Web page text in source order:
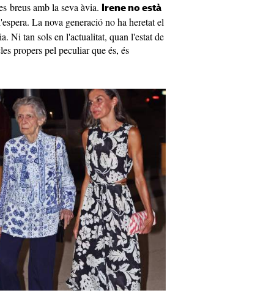
breus amb la seva àvia.
Irene no està
La nova generació no ha heretat el
Ni tan sols en l'actualitat, quan l'estat de
propers pel peculiar que és, és